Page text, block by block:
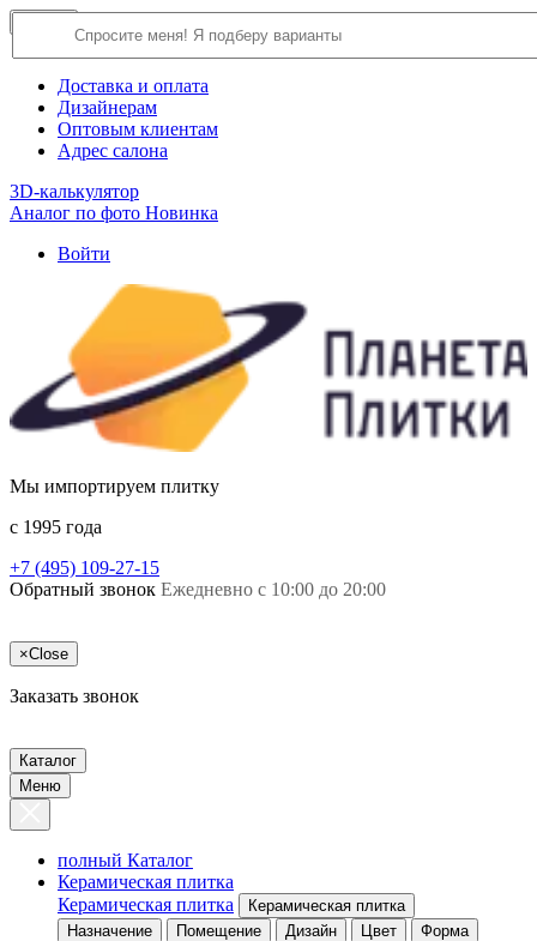
О компании
Доставка и оплата
Дизайнерам
Оптовым клиентам
Адрес салона
3D-калькулятор
Аналог по фото Новинка
Войти
Мы импортируем плитку
c 1995 года
+7 (495) 109-27-15
Обратный звонок Ежедневно с 10:00 до 20:00
×Close
Заказать звонок
Каталог
Меню
полный Каталог
Керамическая плитка
Керамическая плитка
Керамическая плитка
Назначение
Помещение Дизайн Цвет
Форма